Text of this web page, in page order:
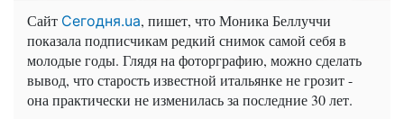
Сайт Сегодня.ua, пишет, что Моника Беллуччи
показала подписчикам редкий снимок самой себя в
молодые годы. Глядя на фоторграфию, можно сделать
вывод, что старость известной итальянке не грозит -
она практически не изменилась за последние 30 лет.